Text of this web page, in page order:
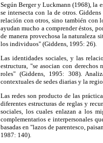
Según Berger y Luckmann (1968), la
se intersecta con la de otros.
relación con otros, sino también con
ayudan mucho a comprender éstos,
de manera provechosa la naturaleza
los individuos" (Giddens, 1995: 26).
Las identidades sociales, y las
estructura, "se asocian con
roles" (Giddens, 1995: 308).
contextuales de sedes diarias y la
Las redes son producto de las
diferentes estructuras de reglas y
sociales, los cuales enlazan a los
complementarios e interpersonales
basadas en "lazos de parentesco,
1987: 140).